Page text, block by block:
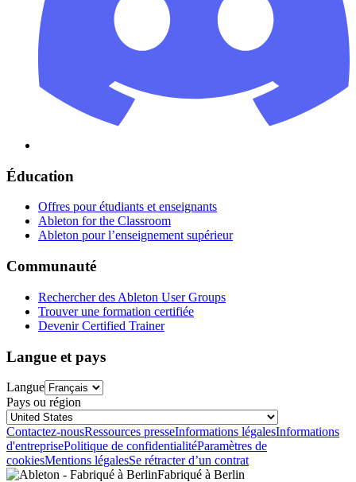
Éducation
Offres pour étudiants et enseignants
Ableton for the Classroom
Ableton pour l’enseignement supérieur
Communauté
Rechercher des Ableton User Groups
Trouver une formation certifiée
Devenir Certified Trainer
Langue et pays
Langue
Pays ou région
Contactez-nousRessources presseInformations légalesInformations
d'entreprisePolitique de confidentialitéParamètres de
cookiesMentions légalesSe rétracter d’un contrat
Fabriqué à Berlin